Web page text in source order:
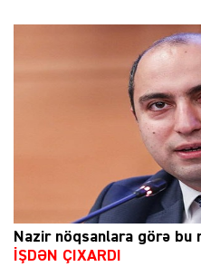
Nazir nöqsanlara görə bu
İŞDƏN ÇIXARDI